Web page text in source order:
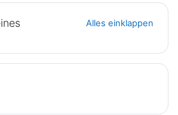
Alles einklappen